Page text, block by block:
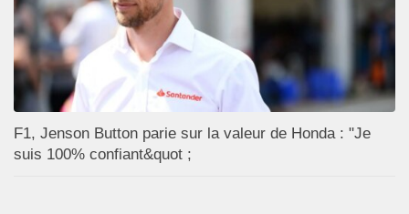
F1, Jenson Button parie sur la valeur de Honda : "Je
suis 100% confiant&quot ;